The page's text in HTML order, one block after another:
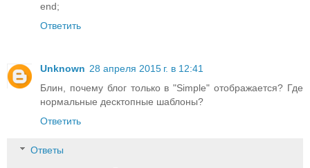
end;
Ответить
Unknown 28 апреля 2015 г. в 12:41
Блин, почему блог только в "Simple" отображается? Где
нормальные десктопные шаблоны?
Ответить
Ответы